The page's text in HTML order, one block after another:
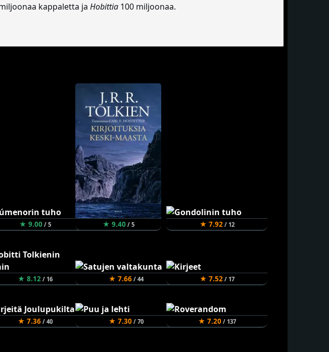
kappaletta ja Hobittia 100 miljoonaa.
★ 9.00/ 5 ★ 9.40/ 5 ★ 7.92/ 12
★ 8.12/ 16 ★ 7.66/ 44 ★ 7.52/ 17
★ 7.36/ 40 ★ 7.30/ 70 ★ 7.20/ 137